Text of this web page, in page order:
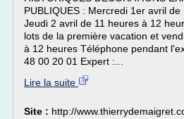
PUBLIQUES : Mercredi 1er avril
Jeudi 2 avril de 11 heures à 12
lots de la première vacation et
à 12 heures Téléphone pendant
48 00 20 01 Expert :...
Lire la suite
Site : http://